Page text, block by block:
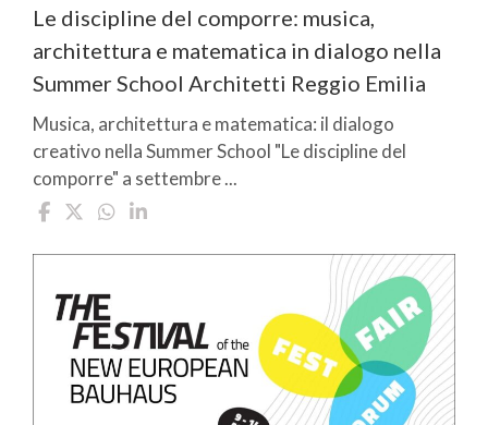
Le discipline del comporre: musica,
architettura e matematica in dialogo nella
Summer School Architetti Reggio Emilia
Musica, architettura e matematica: il dialogo
creativo nella Summer School "Le discipline del
comporre" a settembre ...